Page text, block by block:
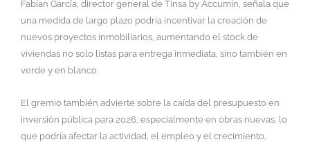
Fabían García, director general de Tinsa by Accumin, señala que
una medida de largo plazo podría incentivar la creación de
nuevos proyectos inmobiliarios, aumentando el stock de
viviendas no solo listas para entrega inmediata, sino también en
verde y en blanco.
El gremio también advierte sobre la caída del presupuesto en
inversión pública para 2026, especialmente en obras nuevas, lo
que podría afectar la actividad, el empleo y el crecimiento,